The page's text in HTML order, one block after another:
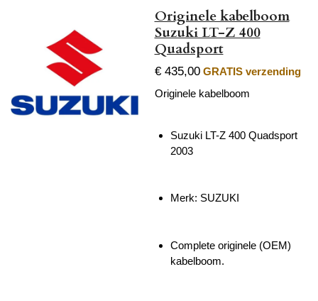
Originele kabelboom
Suzuki LT-Z 400
Quadsport
€ 435,00 GRATIS verzending
Originele kabelboom
Suzuki LT-Z 400 Quadsport
2003
Merk: SUZUKI
Complete originele (OEM)
kabelboom.